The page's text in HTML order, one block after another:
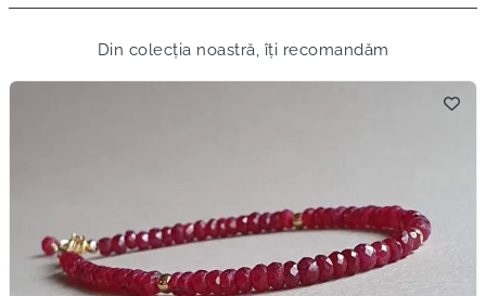
Din colecția noastră, îți recomandăm